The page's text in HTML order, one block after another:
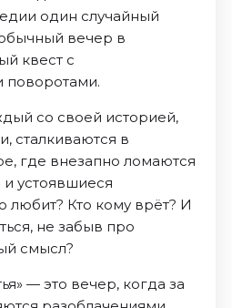
один случайный
вечер в
квест с
поворотами.
со своей историей,
сталкиваются в
где внезапно ломаются
и устоявшиеся
любит? Кто кому врёт? И
не забыв про
смысл?
— это вечер, когда за